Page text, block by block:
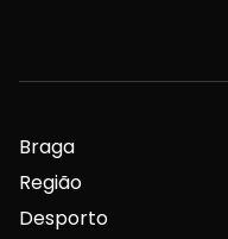
Braga
Região
Desporto